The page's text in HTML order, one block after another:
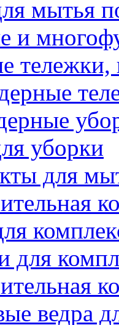
мытья
и
тележки,
уборки
для
для
ведра